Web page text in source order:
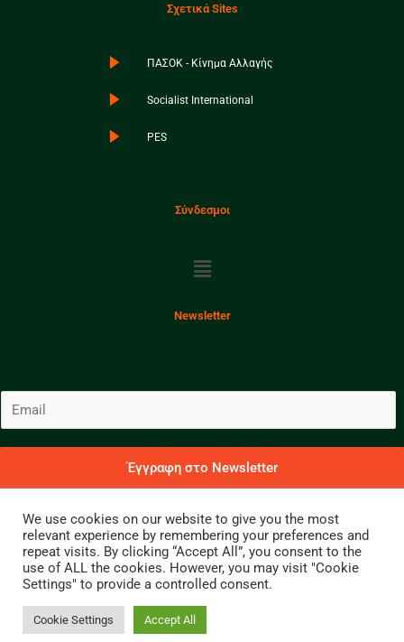
Σχετικά Sites
ΠΑΣΟΚ - Κίνημα Αλλαγής
Socialist International
PES
Σύνδεσμοι
Menu
Newsletter
Έγγραφη στο Newsletter
Copyright 2023 © Γιώργος Α. Παπανδρέου
FacebookInstagramTwitter
We use cookies on our website to give you the most
relevant experience by remembering your preferences and
repeat visits. By clicking “Accept All”, you consent to the
use of ALL the cookies. However, you may visit "Cookie
Settings" to provide a controlled consent.
Cookie Settings Accept All